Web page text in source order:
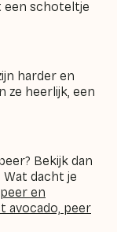
een schoteltje
harder en
ze heerlijk, een
Bekijk dan
Wat dacht je
en
avocado, peer